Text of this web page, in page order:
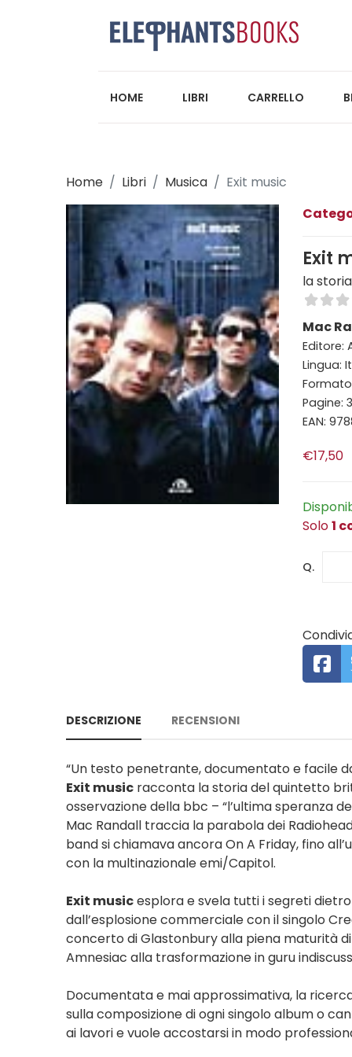
HOME LIBRI CARRELLO
Home Libri Musica
Exit music
Exit
la
Mac
Editore:
Lingua:
Formato:
Pagine:
EAN:
€17,50
Solo1
Q.
DESCRIZIONE RECENSIONI
“Un testo penetrante, documentato e facile
Exit music racconta la storia del quintetto
osservazione della bbc – “l’ultima speranza
Mac Randall traccia la parabola dei
band si chiamava ancora On A Friday, fino
con la multinazionale emi/Capitol.
Exit musicesplora e svela tutti i segreti
dall’esplosione commerciale con il singolo
concerto di Glastonbury alla piena maturità
Amnesiac alla trasformazione in guru
Documentata e mai approssimativa, la
sulla composizione di ogni singolo album o
ai lavori e vuole accostarsi in modo